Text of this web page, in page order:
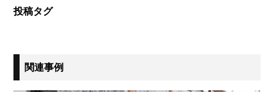
投稿タグ
関連事例